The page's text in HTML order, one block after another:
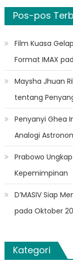
Pos-pos
Film Kuasa
Format IMAX
Maysha Jhuan
tentang
Penyanyi Ghea
Analogi
Prabowo
Kepemimpinan
D’MASIV Siap
pada Oktober
Kategori